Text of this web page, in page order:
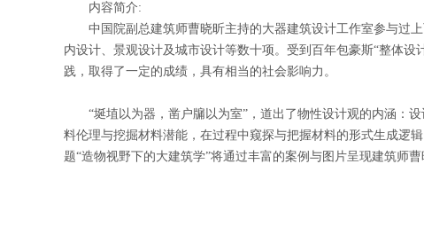
内容简介:
中国院副总建筑师曹晓昕主持的大器建筑设计工作室参与过
内设计、景观设计及城市设计等数十项。受到百年包豪斯“整体
践，取得了一定的成绩，具有相当的社会影响力。
“埏埴以为器，凿户牖以为室”，道出了物性设计观的内涵：
料伦理与挖掘材料潜能，在过程中窥探与把握材料的形式生成逻
题“造物视野下的大建筑学”将通过丰富的案例与图片呈现建筑师